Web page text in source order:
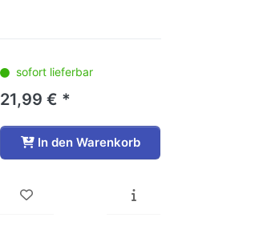
sofort lieferbar
21,99 € *
In den Warenkorb